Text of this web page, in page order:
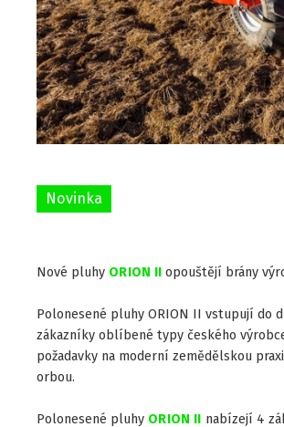
Novinka
Nové pluhy ORION IIopouštějí brány
Polonesené pluhy ORION II vstupují do
zákazníky oblíbené typy českého výrobce
požadavky na moderní zemědělskou
orbou.
Polonesené pluhy ORION II nabízejí 4